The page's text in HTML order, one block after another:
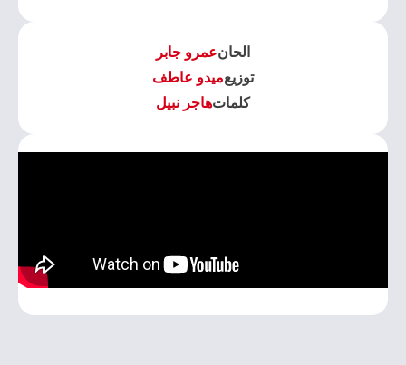
الحانعمرو جابر
توزيعميدو عاطف
كلماتهاجر نبيل